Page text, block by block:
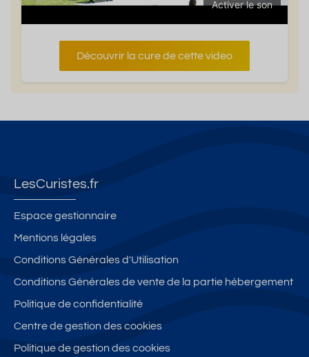
Activer le son
Découvrir la cure de cette video
LesCuristes.fr
Espace gestionnaire
Mentions légales
Conditions Générales d'Utilisation
Conditions Générales de vente de la partie hébergement
Politique de confidentialité
Centre de gestion des cookies
Politique de gestion des cookies